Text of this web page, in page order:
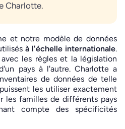
Charlotte.
et notre modèle de données
à l'échelle internationale.
les règles et la législation
pays à l'autre. Charlotte a
de données de telle
les utiliser exactement
les familles de différents pays
compte des spécificités